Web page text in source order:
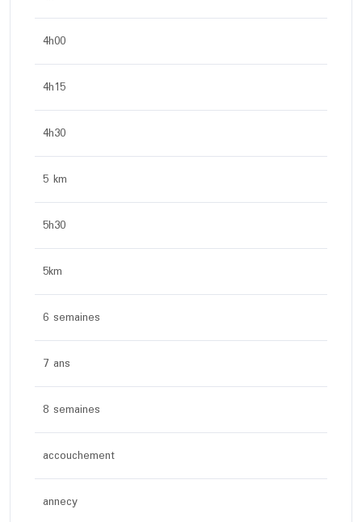
4h00
4h15
4h30
5 km
5h30
5km
6 semaines
7 ans
8 semaines
accouchement
annecy